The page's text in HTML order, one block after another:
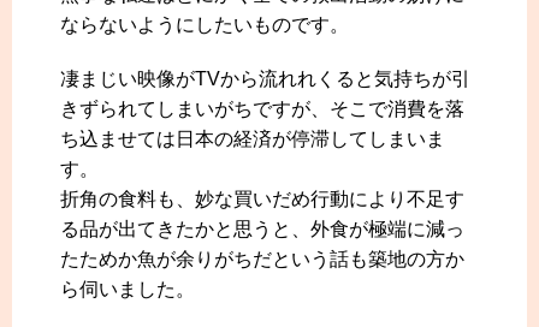
ならないようにしたいものです。
凄まじい映像がTVから流れれくると気持ちが引
きずられてしまいがちですが、そこで消費を落
ち込ませては日本の経済が停滞してしまいま
す。
折角の食料も、妙な買いだめ行動により不足す
る品が出てきたかと思うと、外食が極端に減っ
たためか魚が余りがちだという話も築地の方か
ら伺いました。